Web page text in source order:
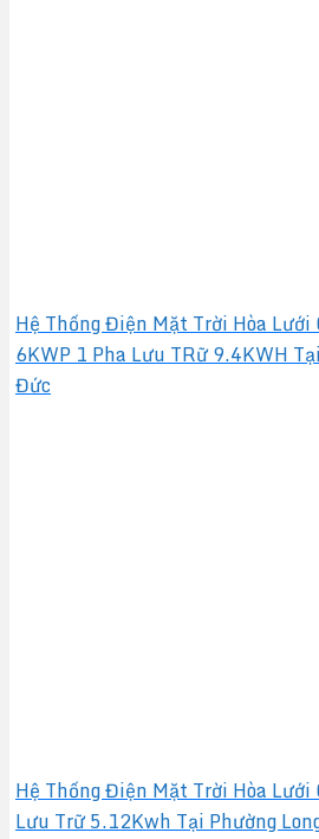
Hệ Thống Điện Mặt Trời Hòa Lưới
6KWP 1 Pha Lưu TRữ 9.4KWH
Đức
Hệ Thống Điện Mặt Trời Hòa Lưới
Lưu Trữ 5.12Kwh Tại Phường